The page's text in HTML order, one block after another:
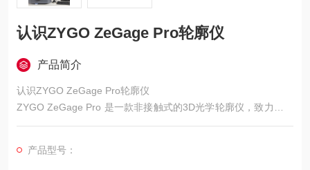
认识ZYGO ZeGage Pro轮廓仪​
产品简介
认识ZYGO ZeGage Pro轮廓仪​
ZYGO ZeGage Pro 是一款非接触式的3D光学轮廓仪，致力于为
科研与工业领域提供表面形貌的测量方案。它基于相干扫描干涉
貌测量和二维轮廓分析。
产品型号：